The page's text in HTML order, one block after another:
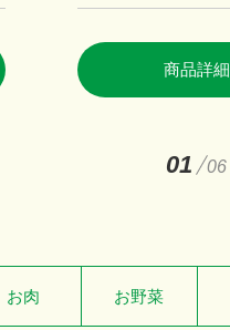
商品詳細
01 06
お肉 お野菜